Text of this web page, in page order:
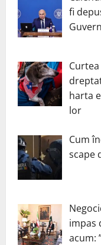
fi
harta
lor
Cum
scape
impas
acum: